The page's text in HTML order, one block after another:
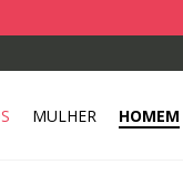
MULHER HOMEM